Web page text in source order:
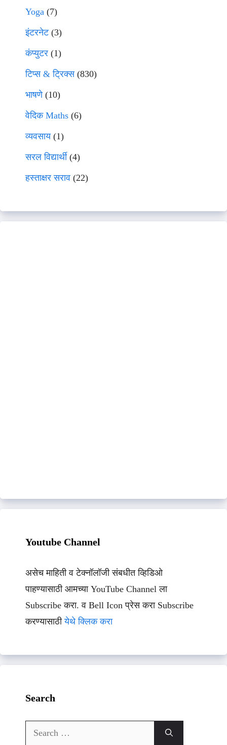
Yoga (7)
इंटरनेट(3)
कंप्युटर (1)
टिप्स & ट्रिक्स(830)
भाषणे(10)
वेदिक Maths (6)
व्यवसाय(1)
सरल विद्यार्थी(4)
हस्ताक्षर सराव (22)
Youtube Channel
असेच माहिती व टेक्नॉलॉजी संबधीत व्हिडिओ
पाहण्यासाठी आमच्या YouTube Channel ला
Subscribe करा. व Bell Icon प्रेस करा Subscribe
करण्यासाठीयेथे क्लिक करा
Search
Search